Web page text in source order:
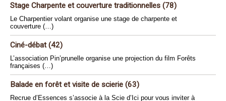
Stage Charpente et couverture traditionnelles (78)
Le Charpentier volant organise une stage de charpente et
couverture (…)
Ciné-débat (42)
L’association Pin’prunelle organise une projection du film Forêts
françaises (…)
Balade en forêt et visite de scierie (63)
Recrue d’Essences s’associe à la Scie d’Ici pour vous inviter à